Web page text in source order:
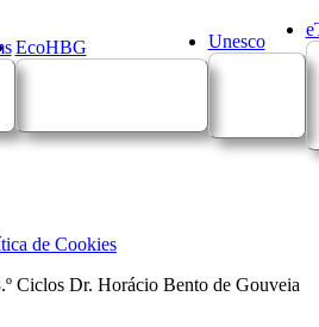
EcoHBG Unesco
de Cookies
Ciclos Dr. Horácio Bento de Gouveia